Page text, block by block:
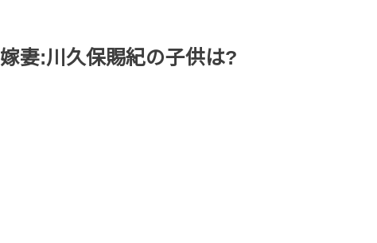
妻:川久保賜紀の子供は?